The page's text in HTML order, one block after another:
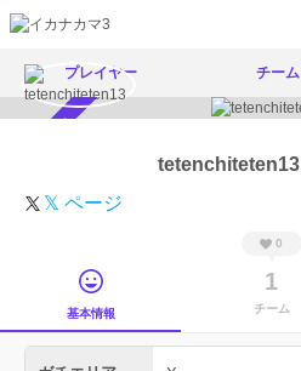
プレイヤー チーム
tetenchiteten13
𝕏 ページ
基本情報
0
1
チーム